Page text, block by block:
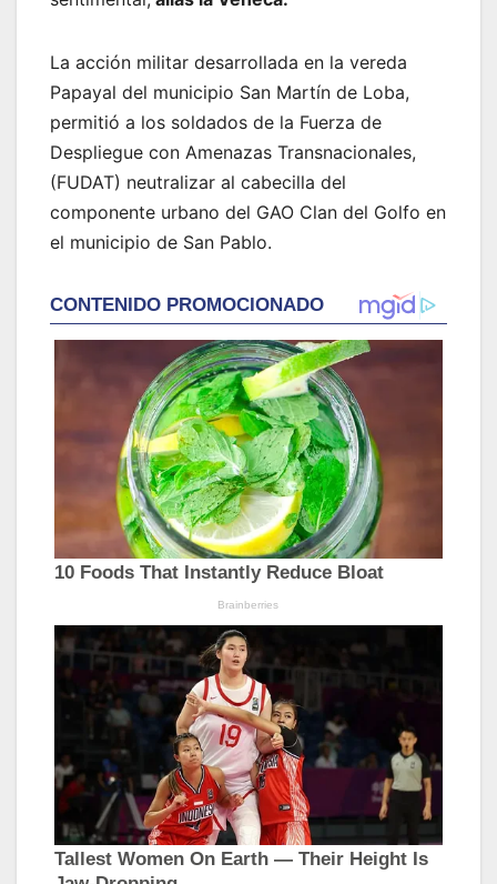
La acción militar desarrollada en la vereda
Papayal del municipio San Martín de Loba,
permitió a los soldados de la Fuerza de
Despliegue con Amenazas Transnacionales,
(FUDAT) neutralizar al cabecilla del
componente urbano del GAO Clan del Golfo en
el municipio de San Pablo.